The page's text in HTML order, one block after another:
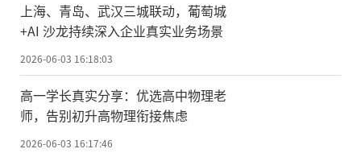
上海、青岛、武汉三城联动，葡萄城
+AI 沙龙持续深入企业真实业务场景
2026-06-03 16:18:03
高一学长真实分享：优选高中物理老
师，告别初升高物理衔接焦虑
2026-06-03 16:17:46